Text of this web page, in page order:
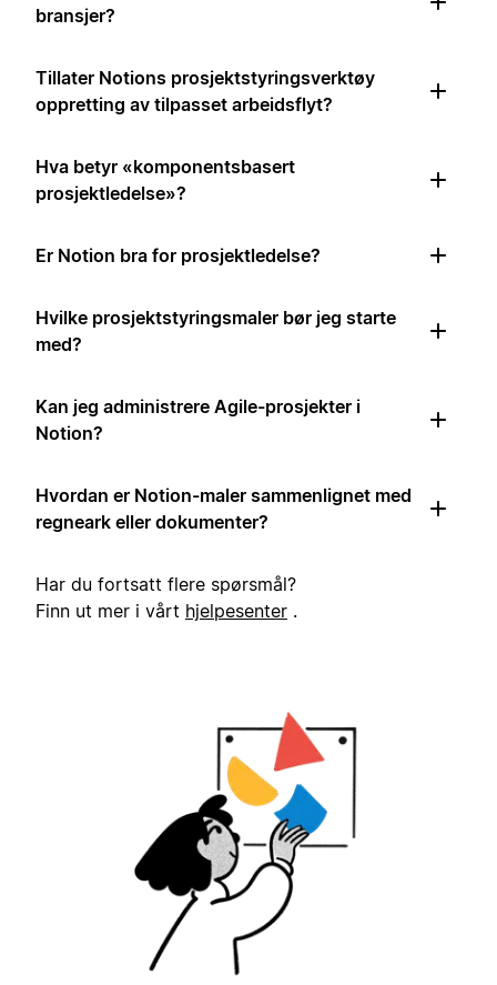
bransjer?
Tillater Notions prosjektstyringsverktøy
oppretting av tilpasset arbeidsflyt?
Hva betyr «komponentsbasert
prosjektledelse»?
Er Notion bra for prosjektledelse?
Hvilke prosjektstyringsmaler bør jeg starte
med?
Kan jeg administrere Agile-prosjekter i
Notion?
Hvordan er Notion-maler sammenlignet med
regneark eller dokumenter?
Har du fortsatt flere spørsmål?
Finn ut mer i vårt hjelpesenter .